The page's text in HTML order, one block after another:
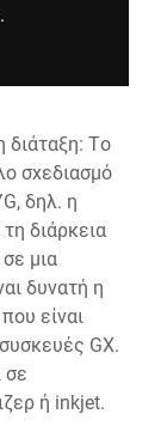
διάταξη: Το
σχεδιασμό
δηλ. η
διάρκεια
μια
δυνατή η
είναι
GX.
σε
ή inkjet.